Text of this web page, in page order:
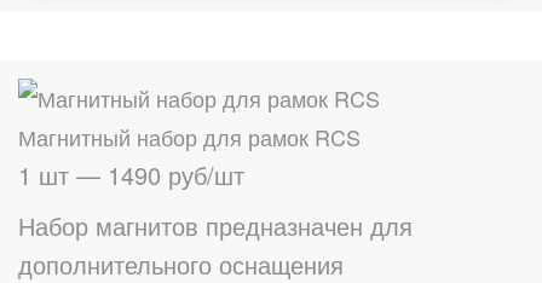
Магнитный набор для рамок RCS
1 шт — 1490 руб/шт
Набор магнитов предназначен для
дополнительного оснащения